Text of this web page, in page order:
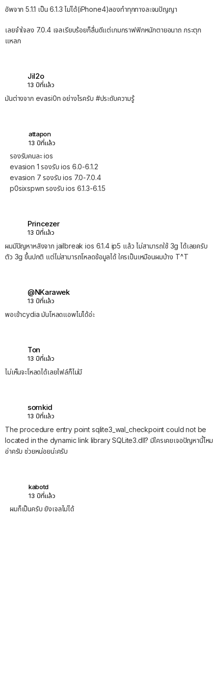
อัพจาก 5.1.1 เป็น 6.1.3 ไม่ได้(iPhone4)ลองทำทุกทางละจนปัญญา
เลยจำใจลง 7.0.4 เจลเรียบร้อยก็ลื่นดีแต่เกมกราฟฟิกหนักตายอนาถ กระตุก
แหลก
Jil2o
13 ปีที่แล้ว
มันต่างจาก evasi0n อย่างไรครับ #ประดับความรู้
attapon
13 ปีที่แล้ว
รองรับคนละ ios
evasion 1 รองรับ ios 6.0-6.1.2
evasion 7 รองรับ ios 7.0-7.0.4
p0sixspwn รองรับ ios 6.1.3-6.1.5
Princezer
13 ปีที่แล้ว
ผมมีปัญหาหลังจาก jailbreak ios 6.1.4 ip5 แล้ว ไม่สามารถใช้ 3g ได้เลยครับ
ตัว 3g ขึ้นปกติ แต่ไม่สามารถโหลดข้อมูลได้ ใครเป็นเหมือนผมบ้าง T^T
@NKarawek
13 ปีที่แล้ว
พอเข้าcydia มันโหลดแอพไม่ได้อ่ะ
Ton
13 ปีที่แล้ว
ไม่เห็นจะโหลดได้เลยไฟล์ก็ไม่มี
somkid
13 ปีที่แล้ว
The procedure entry point sqlite3_wal_checkpoint could not be
located in the dynamic link library SQLite3.dll? มีใครเคยเจอปัญหานี้ไหม
อ่าครับ ช่วยหน่อยน่ะครับ
kabotd
13 ปีที่แล้ว
ผมก็เป็นครับ ยังเจลไม่ได้